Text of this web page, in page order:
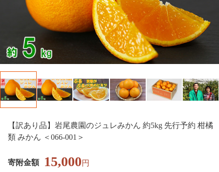
【訳あり品】岩尾農園のジュレみかん 約5kg 先行予約 柑橘
類 みかん ＜066-001＞
寄附金額 15,000円